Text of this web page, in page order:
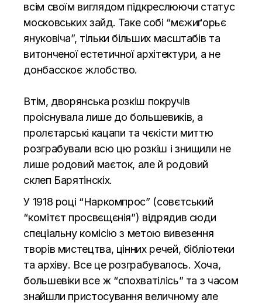
всім своїм виглядом підкреслюючи статус
московських зайд. Таке собі “мєжиґорьє
януковіча”, тільки більших масштабів та
витонченої естетичної архітектури, а не
донбасскоє жлобство.
Втім, дворянська розкіш покручів
проіснувала лише до большевиків, а
пролєтарські кацапи та чєкісти миттю
розграбували всю цю розкіш і знищили не
лише родовий маєток, але й родовий
склеп Барятінскіх.
У 1918 році “Наркомпрос” (совєтський
“комітєт просвєщєнія”) відрядив сюди
спеціальну комісію з метою вивезення
творів мистецтва, цінних речей, бібліотеки
та архіву. Все це розграбувалось. Хоча,
большевіки все ж “спохватілісь” та з часом
знайшли пристосування величному але